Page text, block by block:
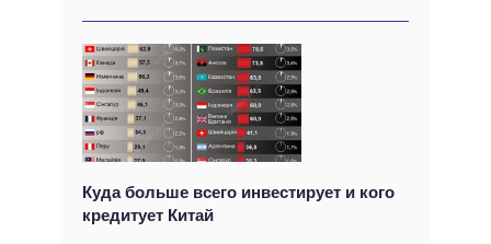
Куда больше всего инвестирует и кого
кредитует Китай